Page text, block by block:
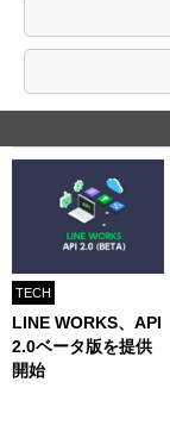
TECH
LINE WORKS、API
2.0ベータ版を提供
開始